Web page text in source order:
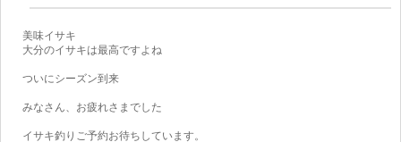
美味イサキ
大分のイサキは最高ですよね
ついにシーズン到来
みなさん、お疲れさまでした
イサキ釣りご予約お待ちしています。